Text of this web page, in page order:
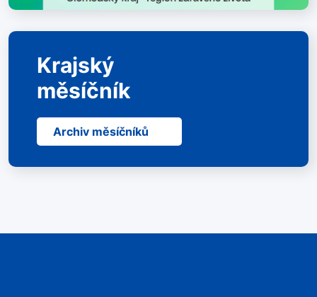
Krajský
měsíčník
Archiv měsíčníků